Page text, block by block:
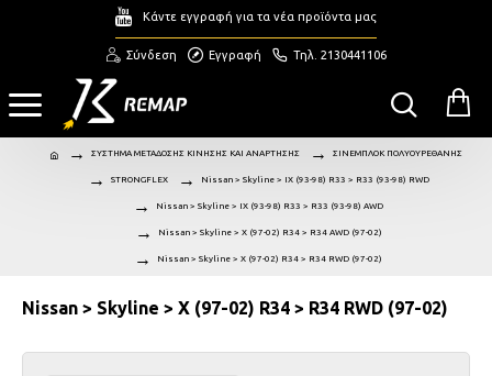
Κάντε εγγραφή για τα νέα προϊόντα μας
Σύνδεση Εγγραφή Τηλ. 2130441106
ΣΥΣΤΗΜΑ ΜΕΤΑΔΟΣΗΣ ΚΙΝΗΣΗΣ ΚΑΙ ΑΝΑΡΤΗΣΗΣ ΣΙΝΕΜΠΛΟΚ ΠΟΛΥΟΥΡΕΘΑΝΗΣ
STRONGFLEX Nissan > Skyline > IX (93-98) R33 > R33 (93-98) RWD
Nissan > Skyline > IX (93-98) R33 > R33 (93-98) AWD
Nissan > Skyline > X (97-02) R34 > R34 AWD (97-02)
Nissan > Skyline > X (97-02) R34 > R34 RWD (97-02)
Nissan > Skyline > X (97-02) R34 > R34 RWD (97-02)